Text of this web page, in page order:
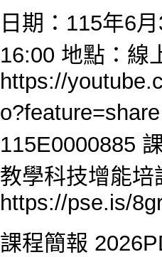
日期：115年6
16:00 地點：線
https://
115E0000885
教學科技增能
https://pse.is/
課程簡報